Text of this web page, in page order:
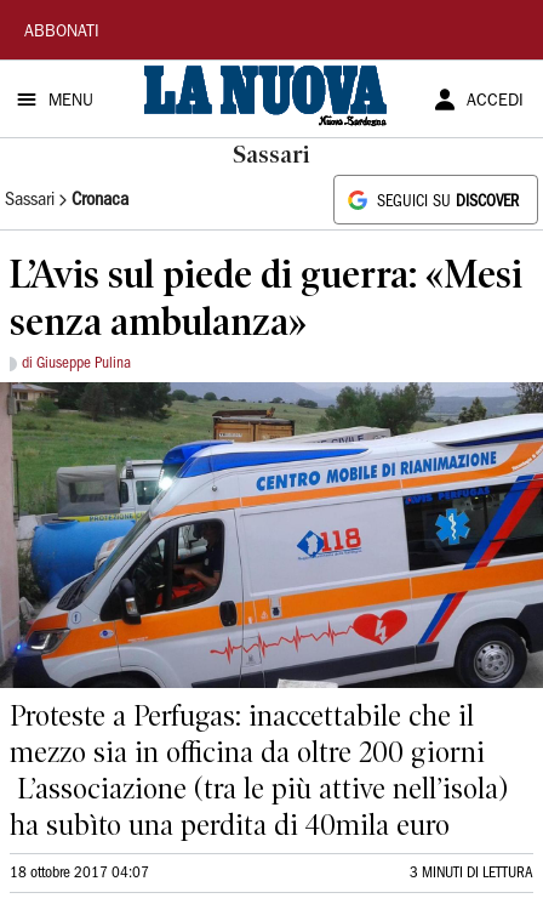
La
Nuova
Sardegna
ABBONATI
MENU ACCEDI
Sassari
Sassari Cronaca SEGUICI SU DISCOVER
L’Avis sul piede di guerra: «Mesi
senza ambulanza»
di Giuseppe Pulina
Proteste a Perfugas: inaccettabile che il
mezzo sia in officina da oltre 200 giorni
L’associazione (tra le più attive nell’isola)
ha subìto una perdita di 40mila euro
18 ottobre 2017 04:07 3 MINUTI DI LETTURA